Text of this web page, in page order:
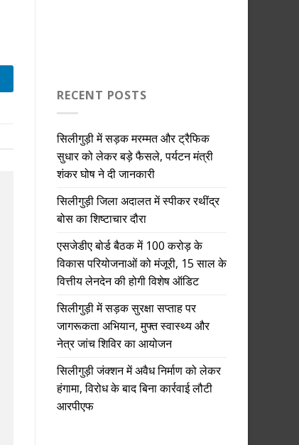
RECENT POSTS
सिलीगुड़ी में सड़क मरम्मत और ट्रैफिक
सुधार को लेकर बड़े फैसले, पर्यटन मंत्री
शंकर घोष ने दी जानकारी
सिलीगुड़ी जिला अदालत में स्पीकर रथींद्र
बोस का शिष्टाचार दौरा
एसजेडीए बोर्ड बैठक में 100 करोड़ के
विकास परियोजनाओं को मंजूरी, 15 साल के
वित्तीय लेनदेन की होगी विशेष ऑडिट
सिलीगुड़ी में सड़क सुरक्षा सप्ताह पर
जागरूकता अभियान, मुफ्त स्वास्थ्य और
नेत्र जांच शिविर का आयोजन
सिलीगुड़ी जंक्शन में अवैध निर्माण को लेकर
हंगामा, विरोध के बाद बिना कार्रवाई लौटी
आरपीएफ